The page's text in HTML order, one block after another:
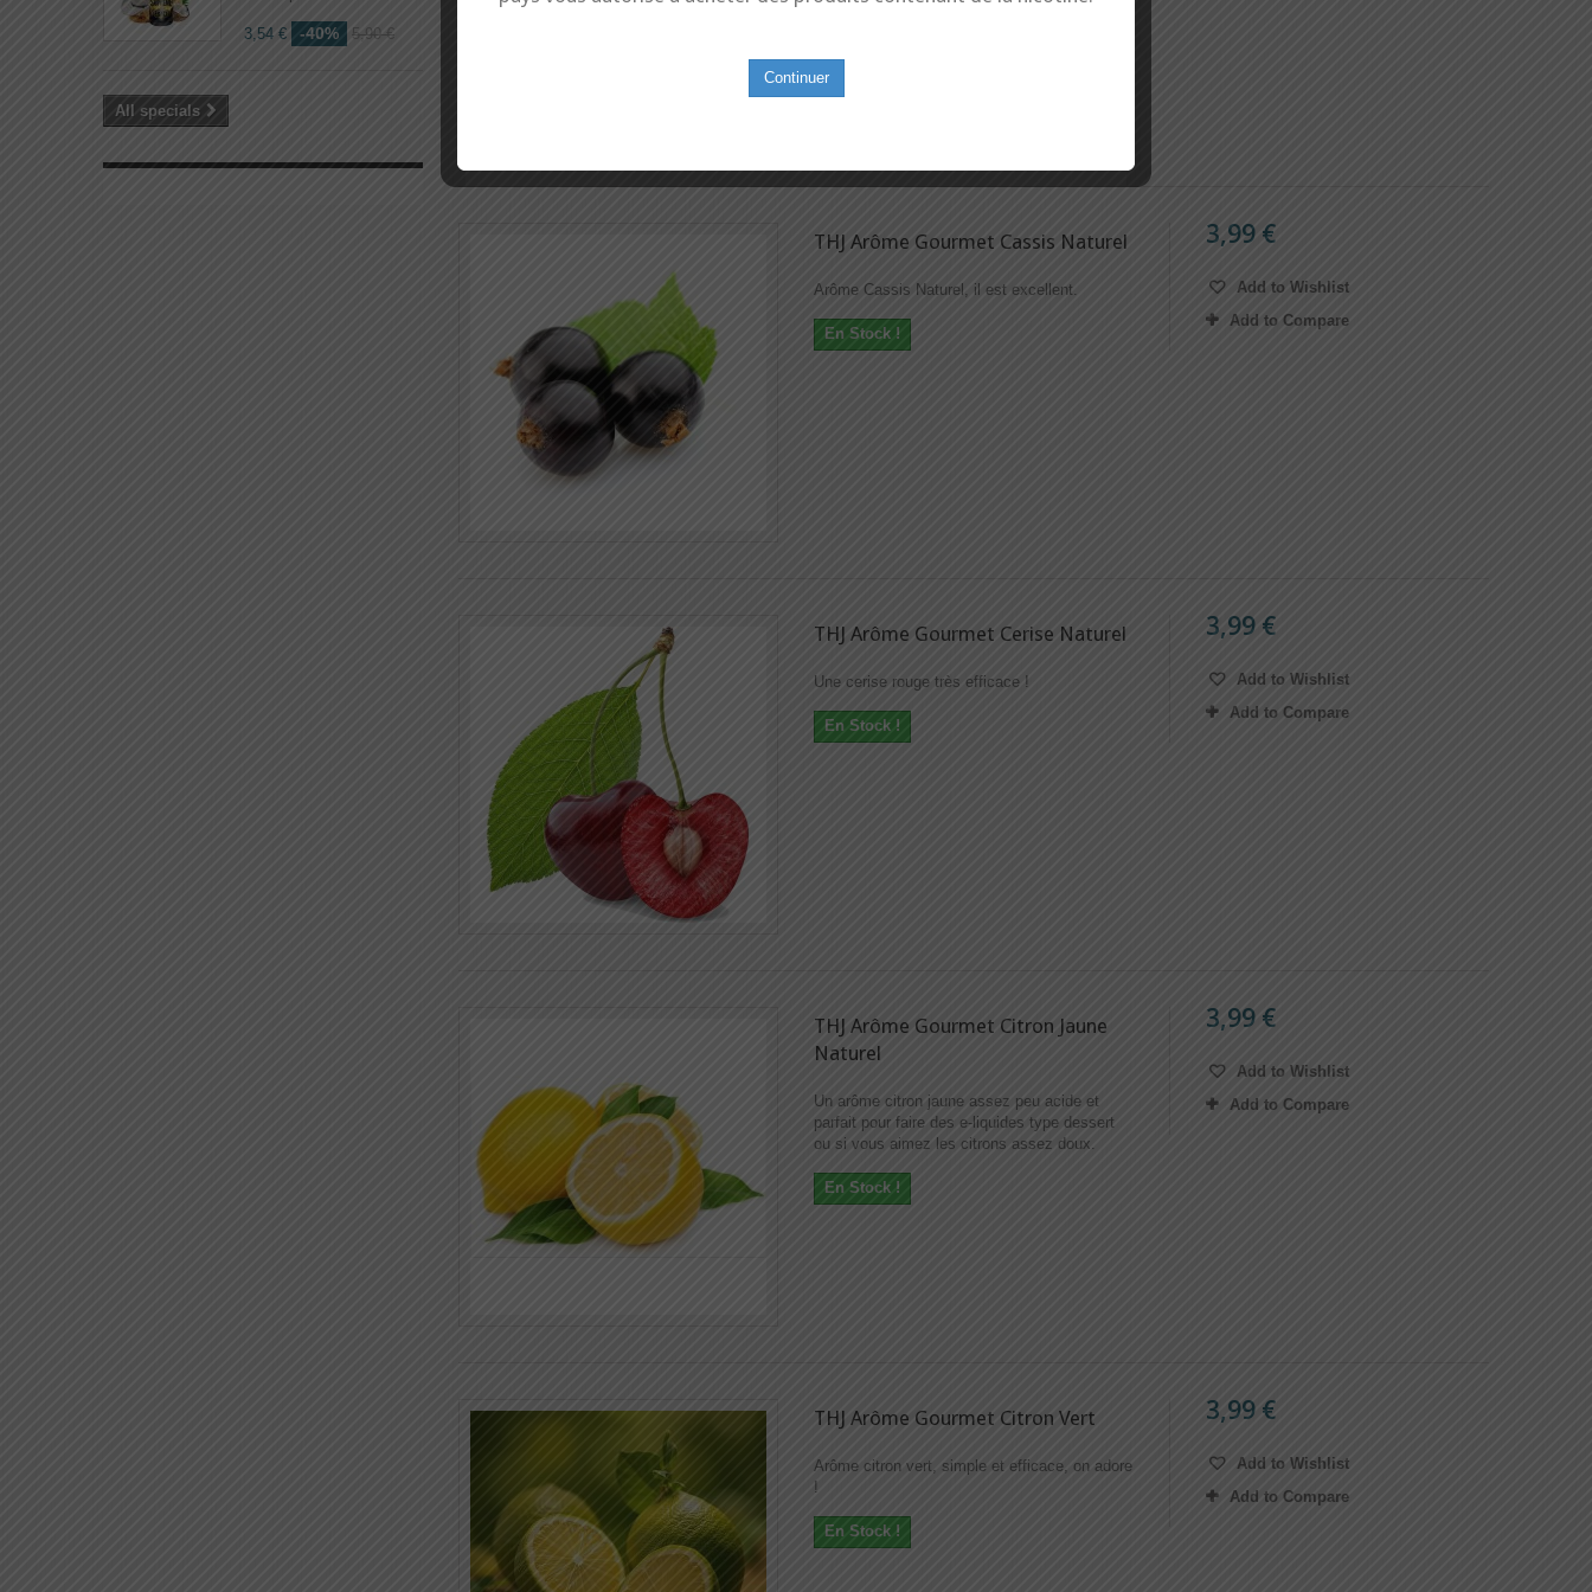
3,54 € -40% 5,90 €
All specials
THJ Arôme Gourmet Cassis Naturel
Arôme Cassis Naturel, il est excellent.
En Stock !
3,99 €
Add to Wishlist
Add to Compare
THJ Arôme Gourmet Cerise Naturel
Une cerise rouge très efficace !
En Stock !
3,99 €
Add to Wishlist
Add to Compare
THJ Arôme Gourmet Citron Jaune
Naturel
Un arôme citron jaune assez peu acide et
parfait pour faire des e-liquides type dessert
ou si vous aimez les citrons assez doux.
En Stock !
3,99 €
Add to Wishlist
Add to Compare
THJ Arôme Gourmet Citron Vert
Arôme citron vert, simple et efficace, on adore
!
En Stock !
3,99 €
Add to Wishlist
Add to Compare
Continuer